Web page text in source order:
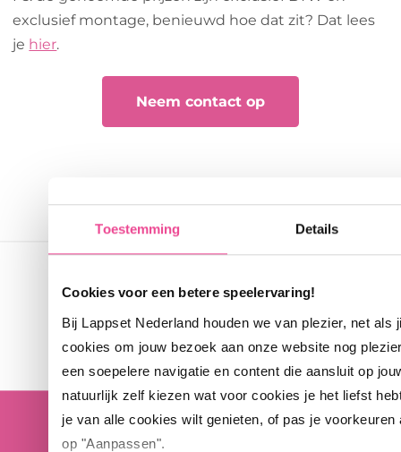
Toestemming Details
Cookies voor een betere speelervaring!
Bij Lappset Nederland houden we van plezier, net als
cookies om jouw bezoek aan onze website nog
een soepelere navigatie en content die aansluit op
natuurlijk zelf kiezen wat voor cookies je het liefst
je van alle cookies wilt genieten, of pas je voorkeuren
op "Aanpassen".
exclusief montage, benieuwd hoe dat zit? Dat lees
je hier.
Neem contact op